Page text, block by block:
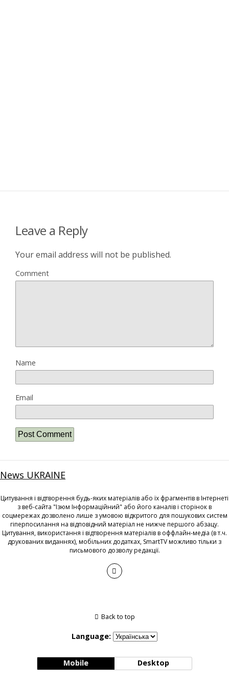
Leave a Reply
Your email address will not be published.
Comment
Name
Email
News UKRAINE
Цитування і відтворення будь-яких матеріалів або їх фрагментів в Інтернеті
з веб-сайта "Ізюм Інформаційний" або його каналів і сторінок в
соцмережах дозволено лише з умовою відкритого для пошукових систем
гіперпосилання на відповідний матеріал не нижче першого абзацу.
Цитування, використання і відтворення матеріалів в оффлайн-медіа (в т.ч.
друкованих виданнях), мобільних додатках, SmartTV можливо тільки з
письмового дозволу редакції.
Back to top
Language:
Mobile Desktop